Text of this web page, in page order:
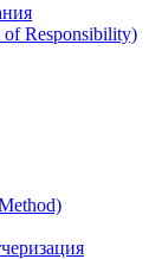
of Responsibility)